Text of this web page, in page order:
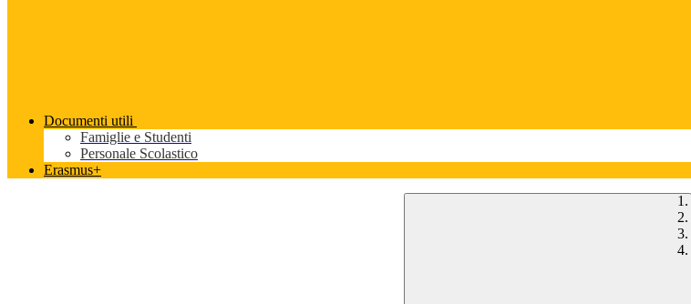
Documenti utili
Famiglie e Studenti
Personale Scolastico
Erasmus+